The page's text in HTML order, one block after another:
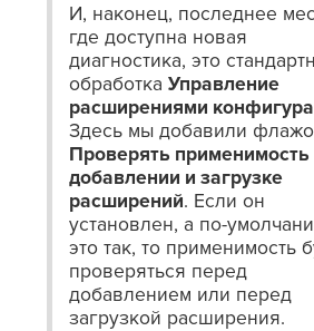
И, наконец, последнее
где доступна новая
диагностика, это
обработкаУправление
расширениями
Здесь мы добавили
Проверять применимость
добавлении и загрузке
расширений. Если он
установлен, а по-
это так, то применимость
проверяться перед
добавлением или перед
загрузкой расширения.